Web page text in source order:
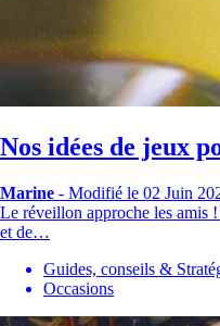
Nos idées de jeux
Marine - Modifié le 02 Juin
Le réveillon approche les amis
et de…
Guides, conseils &
Occasions